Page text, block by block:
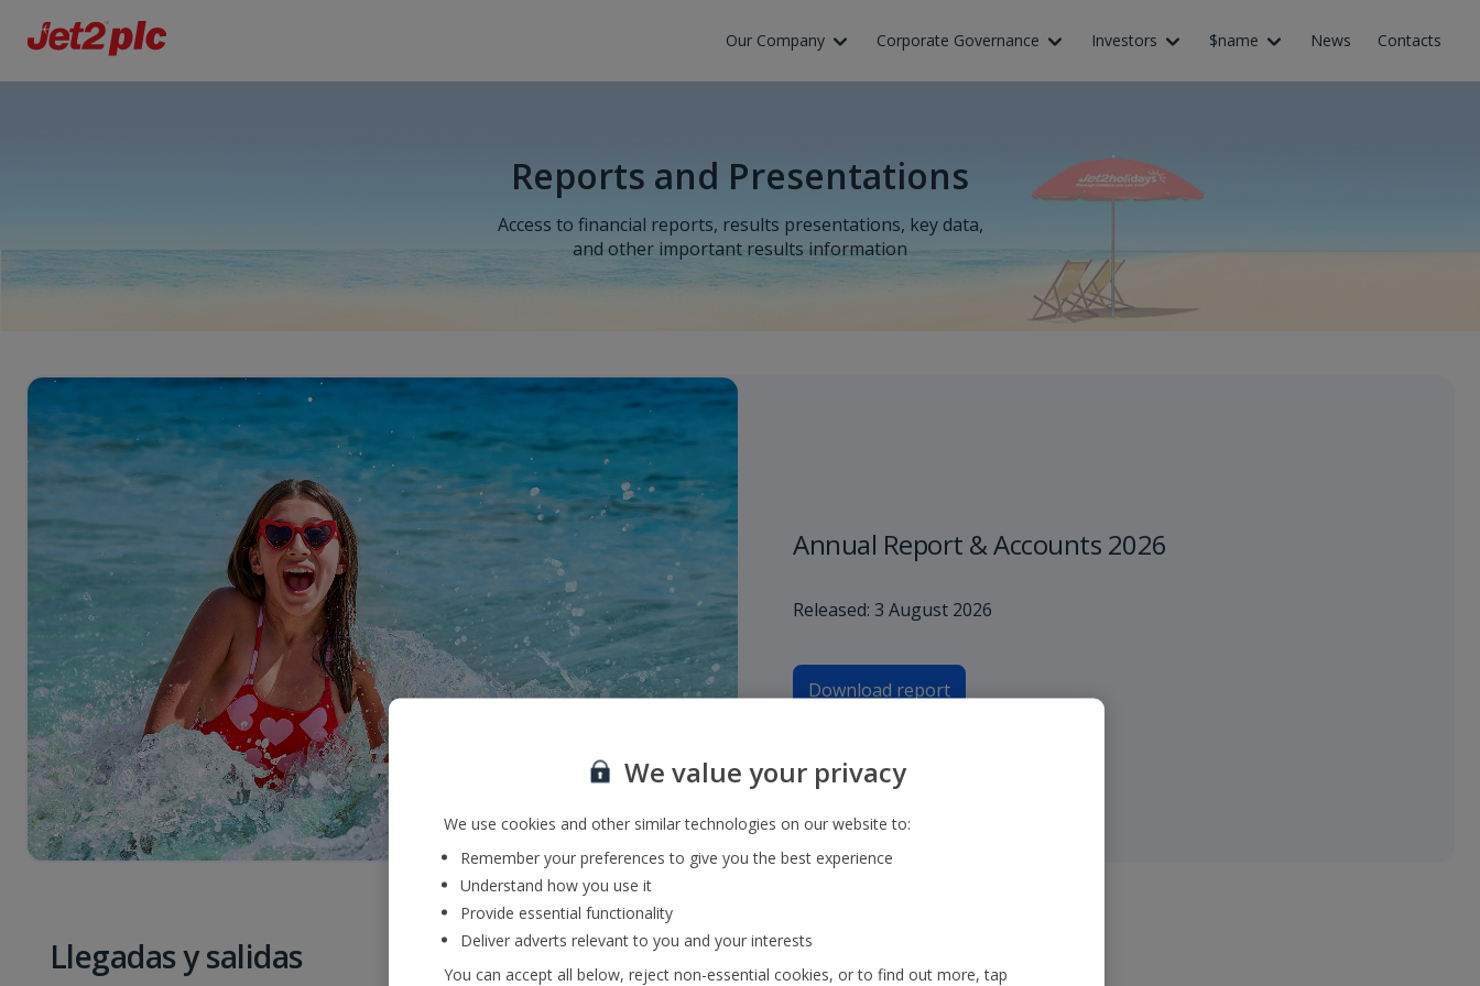
Our Company Corporate Governance Investors $name News Contacts
Reports and Presentations
Access to financial reports, results presentations, key data,
and other important results information
Annual Report & Accounts 2026
Released: 3 August 2026
Download report
Llegadas y salidas
We value your privacy
We use cookies and other similar technologies on our website to:
Remember your preferences to give you the best experience
Understand how you use it
Provide essential functionality
Deliver adverts relevant to you and your interests
You can accept all below, reject non-essential cookies, or to find out more, tap